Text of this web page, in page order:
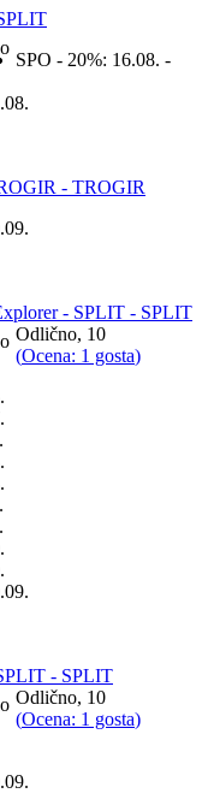
SPO - 20%: 16.08. -
- TROGIR
- SPLIT - SPLIT
Odlično, 10
(Ocena: 1 gosta)
- SPLIT
Odlično, 10
(Ocena: 1 gosta)